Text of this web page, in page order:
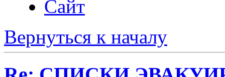
Сайт
Вернуться к началу